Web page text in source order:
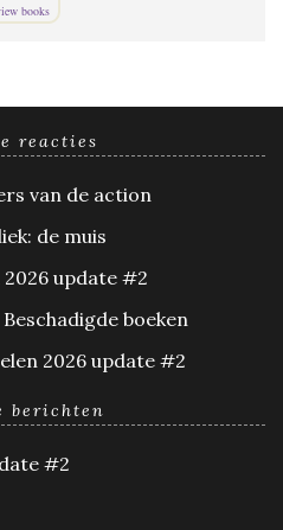
books
reacties
van de action
de muis
2026 update #2
Beschadigde boeken
2026 update #2
berichten
#2